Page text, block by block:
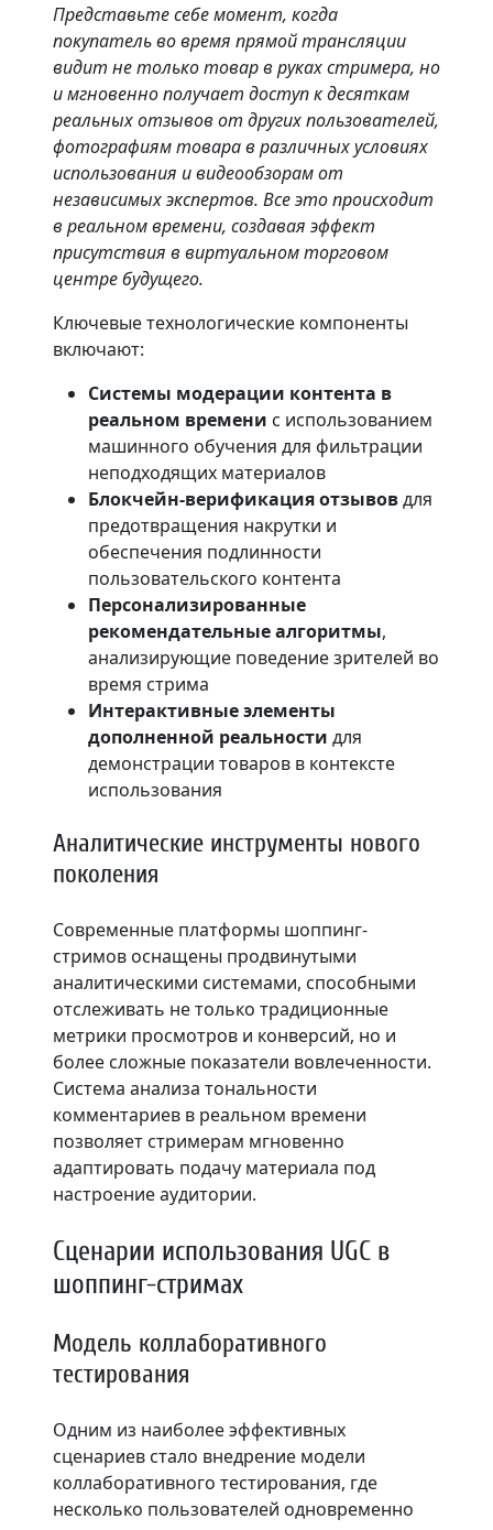
Представьте себе момент, когда
покупатель во время прямой трансляции
видит не только товар в руках стримера, но
и мгновенно получает доступ к десяткам
реальных отзывов от других пользователей,
фотографиям товара в различных условиях
использования и видеообзорам от
независимых экспертов. Все это происходит
в реальном времени, создавая эффект
присутствия в виртуальном торговом
центре будущего.
Ключевые технологические компоненты
включают:
Системы модерации контента в
реальном времени с использованием
машинного обучения для фильтрации
неподходящих материалов
Блокчейн-верификация отзывовдля
предотвращения накрутки и
обеспечения подлинности
пользовательского контента
Персонализированные
рекомендательные алгоритмы,
анализирующие поведение зрителей во
время стрима
Интерактивные элементы
дополненной реальности для
демонстрации товаров в контексте
использования
Аналитические инструменты нового
поколения
Современные платформы шоппинг-
стримов оснащены продвинутыми
аналитическими системами, способными
отслеживать не только традиционные
метрики просмотров и конверсий, но и
более сложные показатели вовлеченности.
Система анализа тональности
комментариев в реальном времени
позволяет стримерам мгновенно
адаптировать подачу материала под
настроение аудитории.
Сценарии использования UGC в
шоппинг-стримах
Модель коллаборативного
тестирования
Одним из наиболее эффективных
сценариев стало внедрение модели
коллаборативного тестирования, где
несколько пользователей одновременно